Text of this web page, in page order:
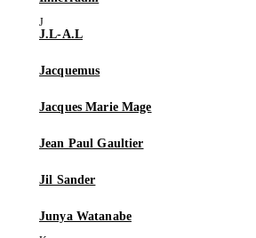
J.L-A.L
Jacquemus
Jacques Marie Mage
Jean Paul Gaultier
Jil Sander
Junya Watanabe